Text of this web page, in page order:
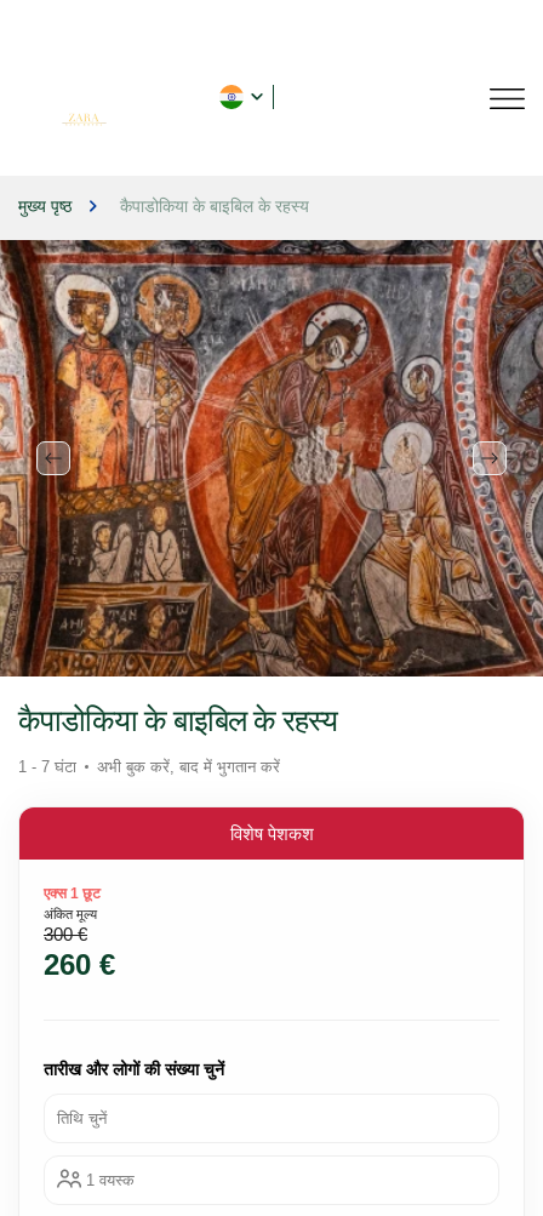
मुख्य पृष्ठ कैपाडोकिया के बाइबिल के रहस्य
कैपाडोकिया के बाइबिल के रहस्य
1 - 7 घंटा अभी बुक करें, बाद में भुगतान करें
विशेष पेशकश
एक्स 1 छूट
अंकित मूल्य
300 €
260 €
तारीख और लोगों की संख्या चुनें
तिथि चुनें
1 वयस्क